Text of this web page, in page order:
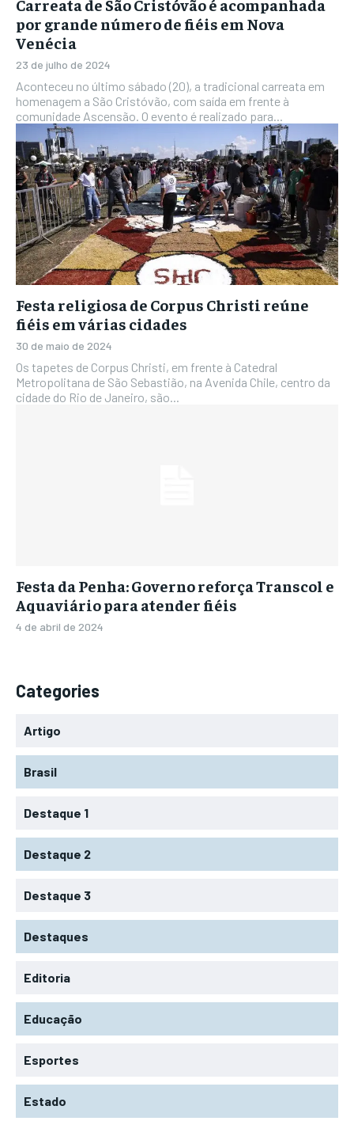
Carreata de São Cristóvão é acompanhada
por grande número de fiéis em Nova
Venécia
23 de julho de 2024
Aconteceu no último sábado (20), a tradicional carreata em
homenagem a São Cristóvão, com saída em frente à
comunidade Ascensão. O evento é realizado para...
Festa religiosa de Corpus Christi reúne
fiéis em várias cidades
30 de maio de 2024
Os tapetes de Corpus Christi, em frente à Catedral
Metropolitana de São Sebastião, na Avenida Chile, centro da
cidade do Rio de Janeiro, são...
Festa da Penha: Governo reforça Transcol e
Aquaviário para atender fiéis
4 de abril de 2024
Categories
Artigo
Brasil
Destaque 1
Destaque 2
Destaque 3
Destaques
Editoria
Educação
Esportes
Estado